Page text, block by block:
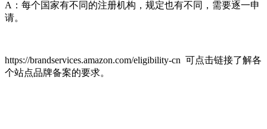
A：每个国家有不同的注册机构，规定也有不同，需要逐一申
请。
https://brandservices.amazon.com/eligibility-cn 可点击链接了解各
个站点品牌备案的要求。